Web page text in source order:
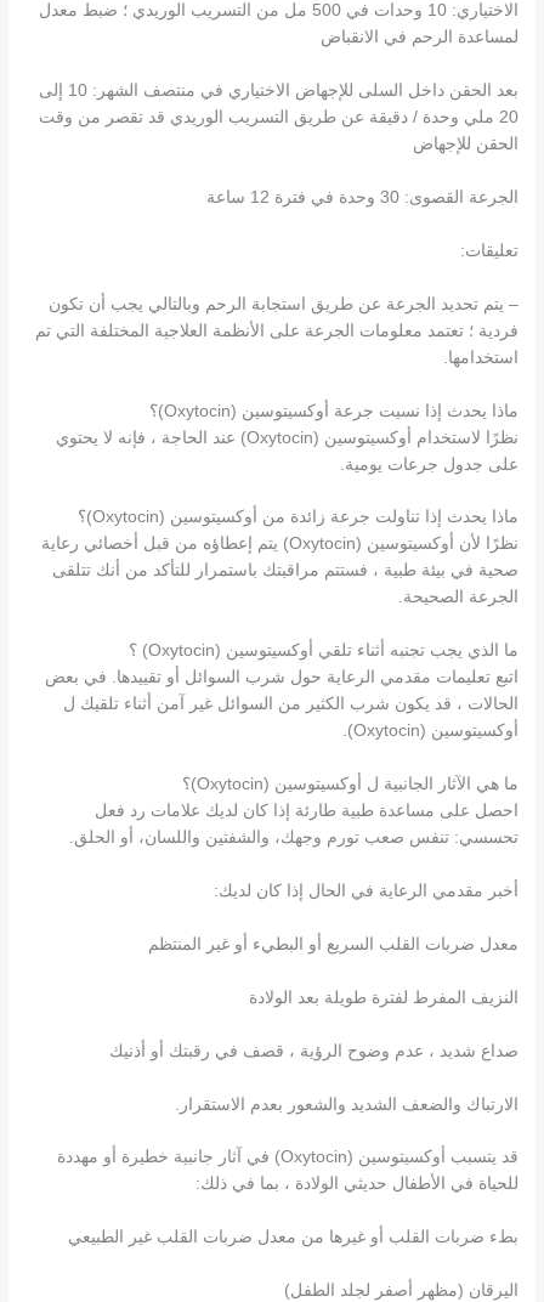
الاختياري: 10 وحدات في 500 مل من التسريب الوريدي ؛ ضبط معدل
لمساعدة الرحم في الانقباض
بعد الحقن داخل السلى للإجهاض الاختياري في منتصف الشهر: 10 إلى
20 ملي وحدة / دقيقة عن طريق التسريب الوريدي قد تقصر من وقت
الحقن للإجهاض
الجرعة القصوى: 30 وحدة في فترة 12 ساعة
تعليقات:
– يتم تحديد الجرعة عن طريق استجابة الرحم وبالتالي يجب أن تكون
فردية ؛ تعتمد معلومات الجرعة على الأنظمة العلاجية المختلفة التي تم
استخدامها.
ماذا يحدث إذا نسيت جرعة أوكسيتوسين (Oxytocin)؟
نظرًا لاستخدام أوكسيتوسين (Oxytocin) عند الحاجة ، فإنه لا يحتوي
على جدول جرعات يومية.
ماذا يحدث إذا تناولت جرعة زائدة من أوكسيتوسين (Oxytocin)؟
نظرًا لأن أوكسيتوسين (Oxytocin) يتم إعطاؤه من قبل أخصائي رعاية
صحية في بيئة طبية ، فستتم مراقبتك باستمرار للتأكد من أنك تتلقى
الجرعة الصحيحة.
ما الذي يجب تجنبه أثناء تلقي أوكسيتوسين (Oxytocin) ؟
اتبع تعليمات مقدمي الرعاية حول شرب السوائل أو تقييدها. في بعض
الحالات ، قد يكون شرب الكثير من السوائل غير آمن أثناء تلقيك ل
أوكسيتوسين (Oxytocin).
ما هي الآثار الجانبية ل أوكسيتوسين (Oxytocin)؟
احصل على مساعدة طبية طارئة إذا كان لديك علامات رد فعل
تحسسي: تنفس صعب تورم وجهك، والشفتين واللسان، أو الحلق.
أخبر مقدمي الرعاية في الحال إذا كان لديك:
معدل ضربات القلب السريع أو البطيء أو غير المنتظم
النزيف المفرط لفترة طويلة بعد الولادة
صداع شديد ، عدم وضوح الرؤية ، قصف في رقبتك أو أذنيك
الارتباك والضعف الشديد والشعور بعدم الاستقرار.
قد يتسبب أوكسيتوسين (Oxytocin) في آثار جانبية خطيرة أو مهددة
للحياة في الأطفال حديثي الولادة ، بما في ذلك:
بطء ضربات القلب أو غيرها من معدل ضربات القلب غير الطبيعي
اليرقان (مظهر أصفر لجلد الطفل)